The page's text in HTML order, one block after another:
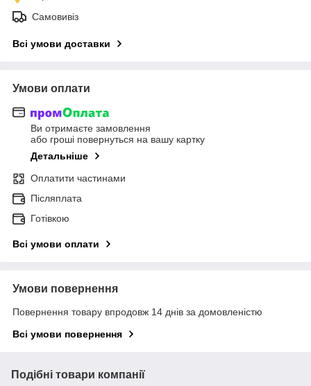
Самовивіз
Всі умови доставки
Умови оплати
Ви отримаєте замовлення
або гроші повернуться на вашу картку
Детальніше
Оплатити частинами
Післяплата
Готівкою
Всі умови оплати
Умови повернення
Повернення товару впродовж 14 днів за домовленістю
Всі умови повернення
Подібні товари компанії